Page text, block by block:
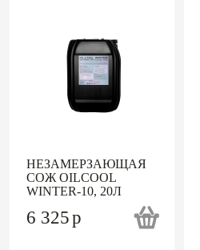
НЕЗАМЕРЗАЮЩАЯ
СОЖ OILCOOL
WINTER-10, 20Л
6 325p